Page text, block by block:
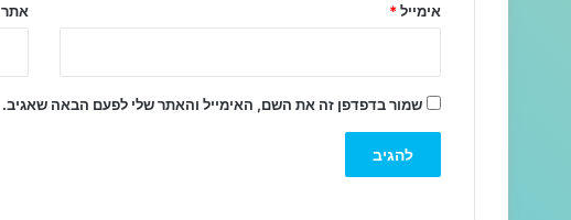
אימייל* אתר
שמור בדפדפן זה את השם, האימייל והאתר שלי לפעם הבאה שאגיב.